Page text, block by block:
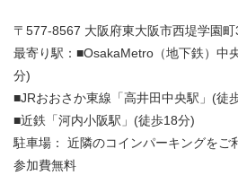
〒577-8567 大阪府東大阪市西堤学園町
最寄り駅：■OsakaMetro（地下鉄）中
分)
■JRおおさか東線「高井田中央駅」(徒
■近鉄「河内小阪駅」(徒歩18分)
駐車場： 近隣のコインパーキングをご
参加費無料